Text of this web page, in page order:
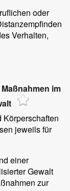
oder
Verhalten,
im
jeweils für
einer
Gewalt
zur